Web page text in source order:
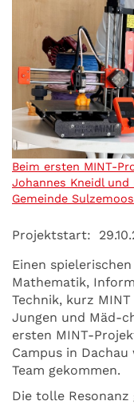
Beim ersten MINT-
Johannes Kneidl und
Gemeinde Sulzemoos
Projektstart:
Einen
Mathematik,
Technik, kurz
Jungen und Mäd-
ersten MINT-
Campus in Dachau
Team gekommen.
Die tolle